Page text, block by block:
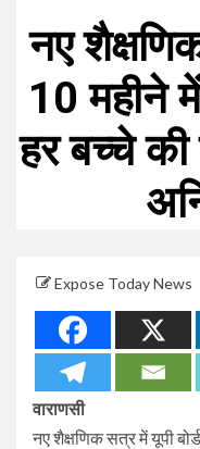
नए
10 महीने में
हर बच्चे की
Expose Today News
वाराणसी
नए शैक्षणिक सत्र में यूपी